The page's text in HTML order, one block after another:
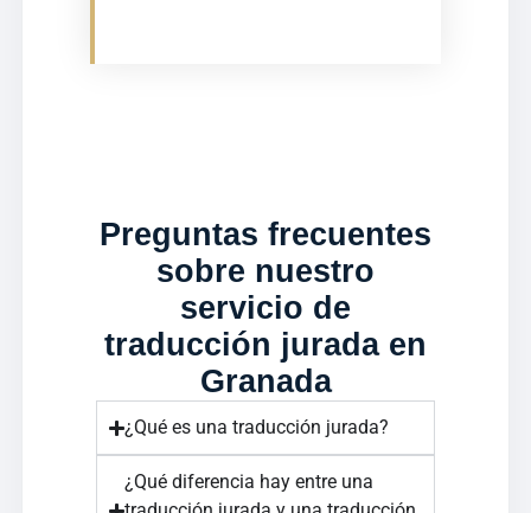
Preguntas frecuentes
sobre nuestro
servicio de
traducción jurada en
Granada
¿Qué es una traducción jurada?
¿Qué diferencia hay entre una